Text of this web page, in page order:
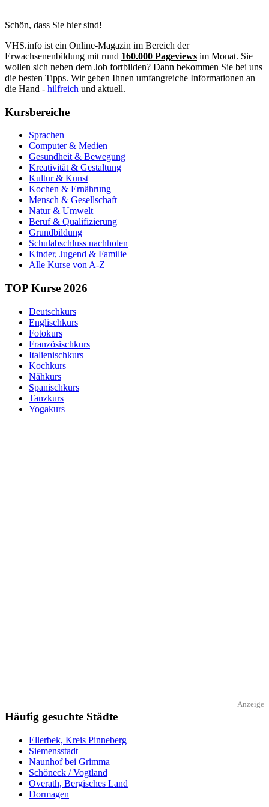
Schön, dass Sie hier sind!
VHS.info ist ein Online-Magazin im Bereich der
Erwachsenenbildung mit rund 160.000 Pageviews im Monat. Sie
wollen sich neben dem Job fortbilden? Dann bekommen Sie bei uns
die besten Tipps. Wir geben Ihnen umfangreiche Informationen an
die Hand - hilfreich und aktuell.
Kursbereiche
Sprachen
Computer & Medien
Gesundheit & Bewegung
Kreativität & Gestaltung
Kultur & Kunst
Kochen & Ernährung
Mensch & Gesellschaft
Natur & Umwelt
Beruf & Qualifizierung
Grundbildung
Schulabschluss nachholen
Kinder, Jugend & Familie
Alle Kurse von A-Z
TOP Kurse 2026
Deutschkurs
Englischkurs
Fotokurs
Französischkurs
Italienischkurs
Kochkurs
Nähkurs
Spanischkurs
Tanzkurs
Yogakurs
Anzeige
Häufig gesuchte Städte
Ellerbek, Kreis Pinneberg
Siemensstadt
Naunhof bei Grimma
Schöneck / Vogtland
Overath, Bergisches Land
Dormagen